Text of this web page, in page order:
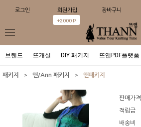
로그인 회원가입
+2000 P
장바구니
브랜드 뜨개실 DIY 패키지 뜨앤PDF플랫폼
패키지 > 앤/Ann 패키지 > 앤패키지
판매가격
적립금
배송비